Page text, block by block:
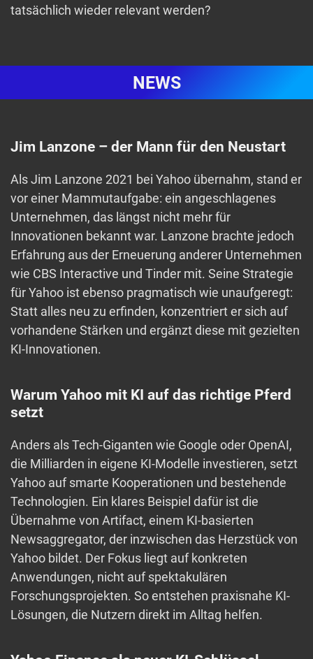
tatsächlich wieder relevant werden?
NEWS
Jim Lanzone – der Mann für den Neustart
Als Jim Lanzone 2021 bei Yahoo übernahm, stand er
vor einer Mammutaufgabe: ein angeschlagenes
Unternehmen, das längst nicht mehr für
Innovationen bekannt war. Lanzone brachte jedoch
Erfahrung aus der Erneuerung anderer Unternehmen
wie CBS Interactive und Tinder mit. Seine Strategie
für Yahoo ist ebenso pragmatisch wie unaufgeregt:
Statt alles neu zu erfinden, konzentriert er sich auf
vorhandene Stärken und ergänzt diese mit gezielten
KI-Innovationen.
Warum Yahoo mit KI auf das richtige Pferd
setzt
Anders als Tech-Giganten wie Google oder OpenAI,
die Milliarden in eigene KI-Modelle investieren, setzt
Yahoo auf smarte Kooperationen und bestehende
Technologien. Ein klares Beispiel dafür ist die
Übernahme von Artifact, einem KI-basierten
Newsaggregator, der inzwischen das Herzstück von
Yahoo bildet. Der Fokus liegt auf konkreten
Anwendungen, nicht auf spektakulären
Forschungsprojekten. So entstehen praxisnahe KI-
Lösungen, die Nutzern direkt im Alltag helfen.